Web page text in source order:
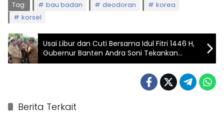
Tag: bau badan deodoran
korea
korsel
Usai Libur dan Cuti Bersama Idul Fitri 1446 H,
Gubernur Banten Andra Soni Tekankan
Pelayanan Kepada Masyarakat
Berita Terkait